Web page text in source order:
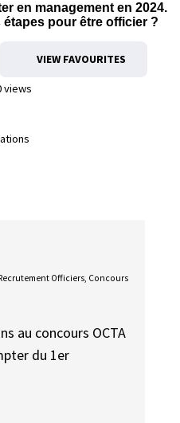
en management en 2024.
pour être officier ?
VIEW FAVOURITES
views
Officiers, Concours
au concours OCTA
du 1er